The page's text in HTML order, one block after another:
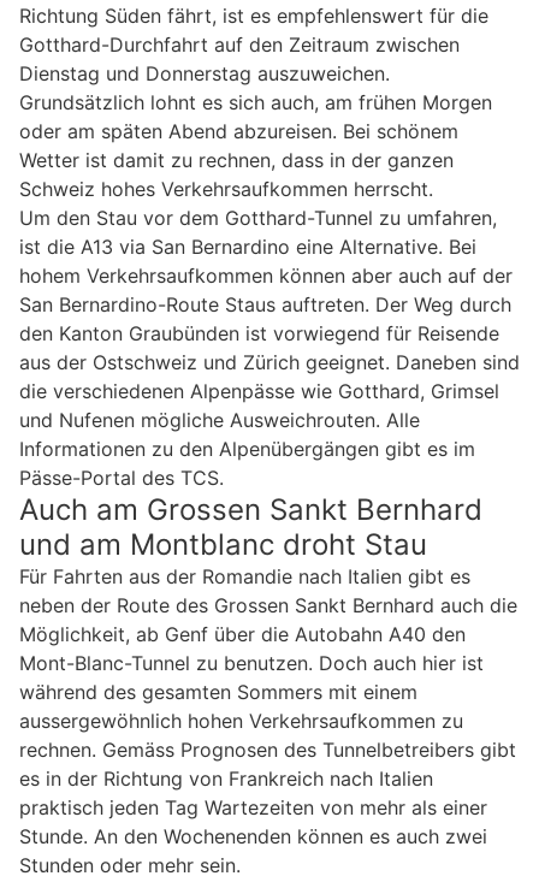
Richtung Süden fährt, ist es empfehlenswert für die
Gotthard-Durchfahrt auf den Zeitraum zwischen
Dienstag und Donnerstag auszuweichen.
Grundsätzlich lohnt es sich auch, am frühen Morgen
oder am späten Abend abzureisen. Bei schönem
Wetter ist damit zu rechnen, dass in der ganzen
Schweiz hohes Verkehrsaufkommen herrscht.
Um den Stau vor dem Gotthard-Tunnel zu umfahren,
ist die A13 via San Bernardino eine Alternative. Bei
hohem Verkehrsaufkommen können aber auch auf der
San Bernardino-Route Staus auftreten. Der Weg durch
den Kanton Graubünden ist vorwiegend für Reisende
aus der Ostschweiz und Zürich geeignet. Daneben sind
die verschiedenen Alpenpässe wie Gotthard, Grimsel
und Nufenen mögliche Ausweichrouten. Alle
Informationen zu den Alpenübergängen gibt es im
Pässe-Portal des TCS.
Auch am Grossen Sankt Bernhard
und am Montblanc droht Stau
Für Fahrten aus der Romandie nach Italien gibt es
neben der Route des Grossen Sankt Bernhard auch die
Möglichkeit, ab Genf über die Autobahn A40 den
Mont-Blanc-Tunnel zu benutzen. Doch auch hier ist
während des gesamten Sommers mit einem
aussergewöhnlich hohen Verkehrsaufkommen zu
rechnen. Gemäss Prognosen des Tunnelbetreibers gibt
es in der Richtung von Frankreich nach Italien
praktisch jeden Tag Wartezeiten von mehr als einer
Stunde. An den Wochenenden können es auch zwei
Stunden oder mehr sein.